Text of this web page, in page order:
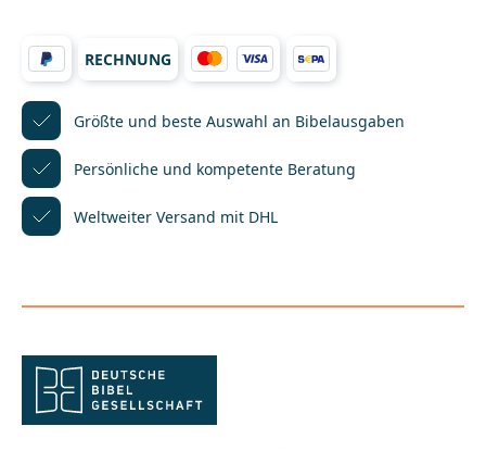
gesangbuch.de__________________________________________
___________________Bei Fragen zur Produktsicherheit
wenden Sie sich bitte an:Deutsche
BibelgesellschaftBalinger Str. 31 A70567
Stuttgartproduktsicherheit@dbg.de
RECHNUNG
Größte und beste Auswahl an Bibelausgaben
Persönliche und kompetente Beratung
Weltweiter Versand mit DHL